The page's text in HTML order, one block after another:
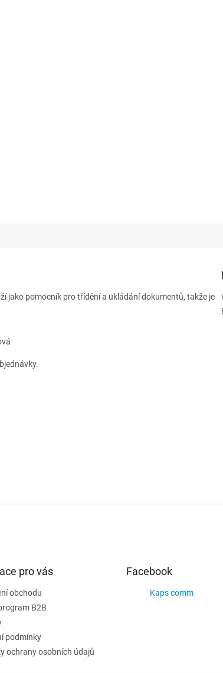
jako pomocník pro třídění a ukládání dokumentů, takže je
pro vás
obchodu
B2B
podmínky
ochrany osobních údajů
Facebook
Kaps comm